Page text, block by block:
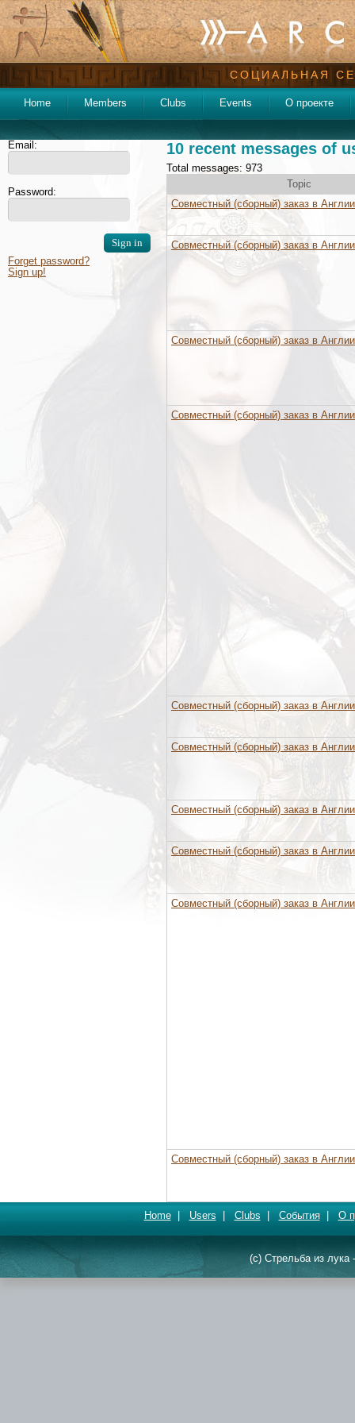
СОЦИАЛЬНАЯ
Home Members Clubs Events О проекте
Email:
Password:
Forget password?
Sign up!
10 recent messages of
Total messages: 973
Topic
Совместный (сборный) заказ в
Совместный (сборный) заказ в
Совместный (сборный) заказ в
Совместный (сборный) заказ в
Совместный (сборный) заказ в
Совместный (сборный) заказ в
Совместный (сборный) заказ в
Совместный (сборный) заказ в
Совместный (сборный) заказ в
Совместный (сборный) заказ в
Home| Users Clubs События| О
(c) Стрельба из лука